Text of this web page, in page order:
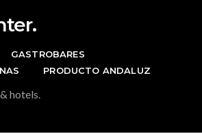
GASTROBARES
PRODUCTO ANDALUZ
hotels.